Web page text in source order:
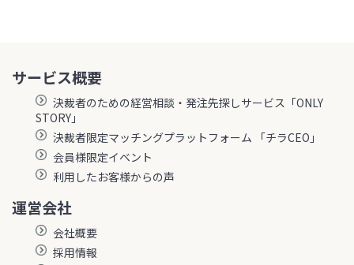
サービス概要
決裁者のための経営相談・発注先探しサービス「ONLY
STORY」
決裁者限定マッチングプラットフォーム 「チラCEO」
会員様限定イベント
利用したお客様からの声
運営会社
会社概要
採用情報